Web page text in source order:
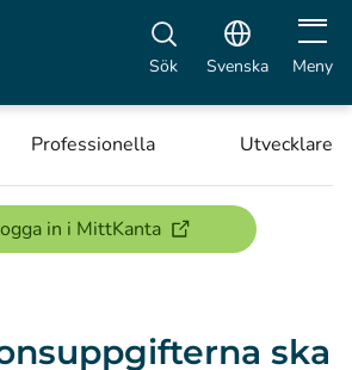
Sök Svenska Öppna
Meny
Professionella Utvecklare
in i MittKanta(öppnas i ett nytt
ska